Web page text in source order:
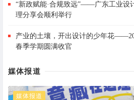
“新政赋能·合规致远”——广东工业设
理分享会顺利举行
产业的土壤，开出设计的少年花
春季学期圆满收官
媒体报道
媒体报道